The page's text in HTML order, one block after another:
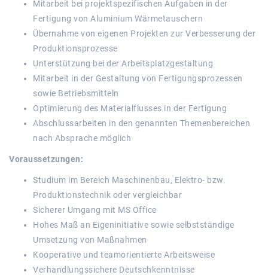
Mitarbeit bei projektspezifischen Aufgaben in der
Fertigung von Aluminium Wärmetauschern
Übernahme von eigenen Projekten zur Verbesserung der
Produktionsprozesse
Unterstützung bei der Arbeitsplatzgestaltung
Mitarbeit in der Gestaltung von Fertigungsprozessen
sowie Betriebsmitteln
Optimierung des Materialflusses in der Fertigung
Abschlussarbeiten in den genannten Themenbereichen
nach Absprache möglich
Voraussetzungen:
Studium im Bereich Maschinenbau, Elektro- bzw.
Produktionstechnik oder vergleichbar
Sicherer Umgang mit MS Office
Hohes Maß an Eigeninitiative sowie selbstständige
Umsetzung von Maßnahmen
Kooperative und teamorientierte Arbeitsweise
Verhandlungssichere Deutschkenntnisse